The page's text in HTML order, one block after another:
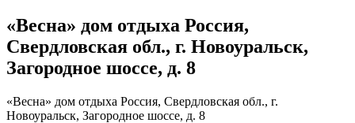
«Весна» дом отдыха Россия,
Свердловская обл., г. Новоуральск,
Загородное шоссе, д. 8
«Весна» дом отдыха Россия, Свердловская обл., г.
Новоуральск, Загородное шоссе, д. 8